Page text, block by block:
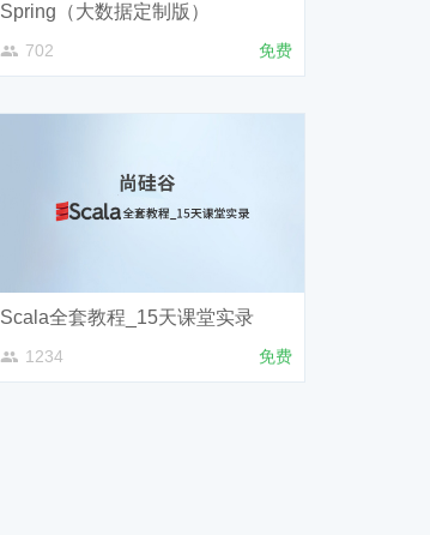
Spring（大数据定制版）
702 免费
Scala全套教程_15天课堂实录
1234 免费